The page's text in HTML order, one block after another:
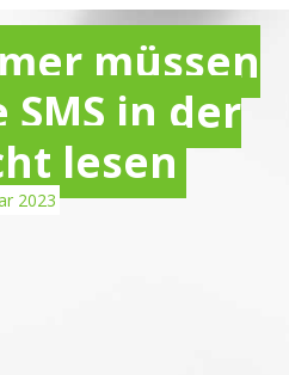
müssen
in der
lesen
2023